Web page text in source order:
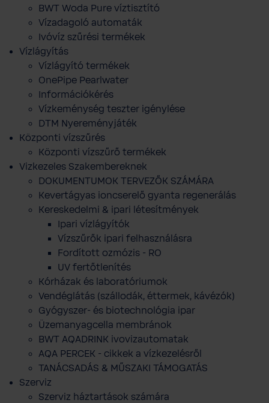
BWT Woda Pure víztisztító
Vízadagoló automaták
Ivóvíz szűrési termékek
Vízlágyítás
Vízlágyító termékek
OnePipe Pearlwater
Információkérés
Vízkeménység teszter igénylése
DTM Nyereményjáték
Központi vízszűrés
Központi vízszűrő termékek
Vizkezeles Szakembereknek
DOKUMENTUMOK TERVEZŐK SZÁMÁRA
Kevertágyas ioncserelő gyanta regenerálás
Kereskedelmi & ipari létesítmények
Ipari vízlágyítók
Vízszűrők ipari felhasználásra
Fordított ozmózis - RO
UV fertőtlenítés
Kórházak és laboratóriumok
Vendéglátás (szállodák, éttermek, kávézók)
Gyógyszer- és biotechnológia ipar
Üzemanyagcella membránok
BWT AQADRINK ivovizautomatak
AQA PERCEK - cikkek a vízkezelésről
TANÁCSADÁS & MŰSZAKI TÁMOGATÁS
Szerviz
Szerviz háztartások számára